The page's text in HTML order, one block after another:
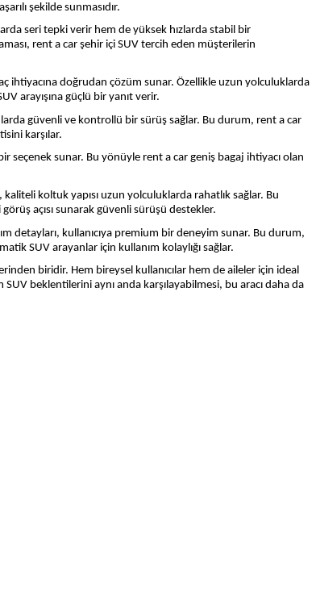
şekilde sunmasıdır.
seri tepki verir hem de yüksek hızlarda stabil bir
rent a car şehir içi SUV tercih eden müşterilerin
ihtiyacına doğrudan çözüm sunar. Özellikle uzun yolculuklarda
arayışına güçlü bir yanıt verir.
güvenli ve kontrollü bir sürüş sağlar. Bu durum, rent a car
karşılar.
seçenek sunar. Bu yönüyle rent a car geniş bagaj ihtiyacı olan
koltuk yapısı uzun yolculuklarda rahatlık sağlar. Bu
açısı sunarak güvenli sürüşü destekler.
detayları, kullanıcıya premium bir deneyim sunar. Bu durum,
SUV arayanlar için kullanım kolaylığı sağlar.
biridir. Hem bireysel kullanıcılar hem de aileler için ideal
beklentilerini aynı anda karşılayabilmesi, bu aracı daha da